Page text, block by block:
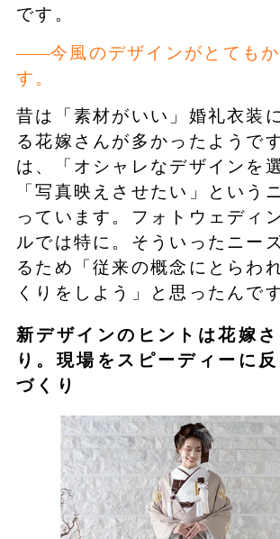
です。
今風のデザインがとても
す。
昔は「素材がいい」婚礼衣装
る花嫁さんが多かったようで
は、「オシャレなデザインを
「写真映えさせたい」という
っています。フォトウェディ
ルでは特に。そういったニー
るため「従来の概念にとらわ
くりをしよう」と思ったんです
新デザインのヒントは花嫁
り。現場をスピーディーに
づくり